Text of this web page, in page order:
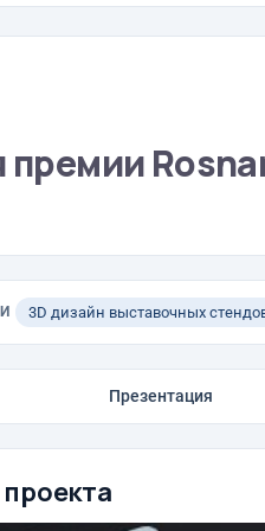
3D дизайн выставочных
Презентация